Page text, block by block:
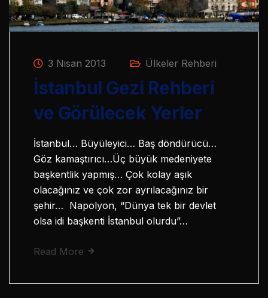
3 Nisan 2013 Ülkeler Rehberi
İstanbul Gezi Rehberi
ve Görülecek Yerler
İstanbul… Büyüleyici… Baş döndürücü…
Göz kamaştırıcı…Üç büyük medeniyete
başkentlik yapmış… Çok kolay aşık
olacağınız ve çok zor ayrılacağınız bir
şehir… Napolyon, “Dünya tek bir devlet
olsa idi başkenti İstanbul olurdu”…
Read More